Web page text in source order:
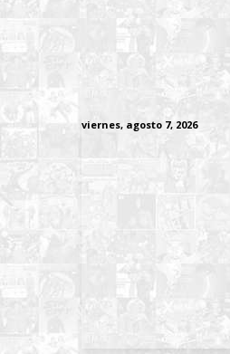
viernes, agosto 7, 2026